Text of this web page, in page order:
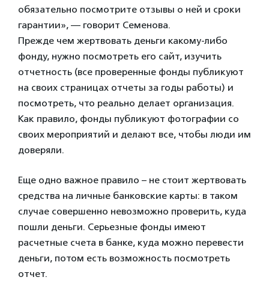
обязательно посмотрите отзывы о ней и сроки
гарантии», — говорит Семенова.
Прежде чем жертвовать деньги какому-либо
фонду, нужно посмотреть его сайт, изучить
отчетность (все проверенные фонды публикуют
на своих страницах отчеты за годы работы) и
посмотреть, что реально делает организация.
Как правило, фонды публикуют фотографии со
своих мероприятий и делают все, чтобы люди им
доверяли.
Еще одно важное правило – не стоит жертвовать
средства на личные банковские карты: в таком
случае совершенно невозможно проверить, куда
пошли деньги. Серьезные фонды имеют
расчетные счета в банке, куда можно перевести
деньги, потом есть возможность посмотреть
отчет.